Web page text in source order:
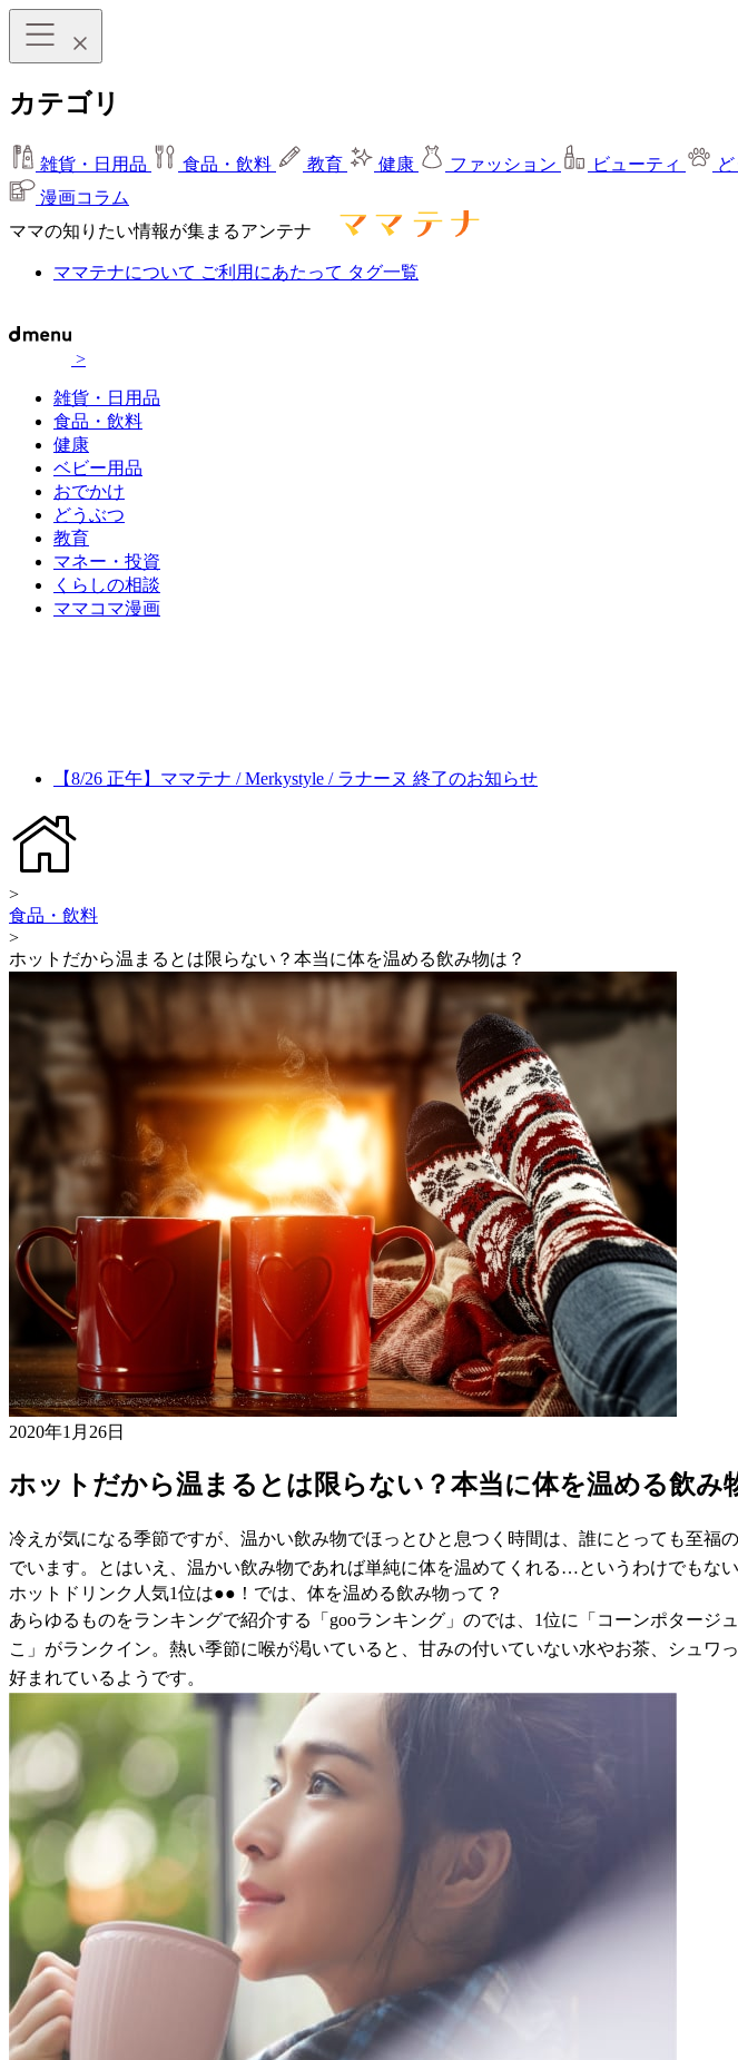
カテゴリ
雑貨・日用品 食品・飲料 教育 健康 ファッション ビューティ
漫画コラム
ママの知りたい情報が集まるアンテナ
ママテナについて ご利用にあたって タグ一覧
>
雑貨・日用品
食品・飲料
健康
ベビー用品
おでかけ
どうぶつ
教育
マネー・投資
くらしの相談
ママコマ漫画
【8/26 正午】ママテナ / Merkystyle / ラナーヌ 終了のお知らせ
>
食品・飲料
>
ホットだから温まるとは限らない？本当に体を温める飲み物は？
2020年1月26日
ホットだから温まるとは限らない？本当に体を温める飲み
冷えが気になる季節ですが、温かい飲み物でほっとひと息つく時間は、誰にとっても至
でいます。とはいえ、温かい飲み物であれば単純に体を温めてくれる…というわけでもな
ホットドリンク人気1位は●●！では、体を温める飲み物って？
あらゆるものをランキングで紹介する「gooランキング」のでは、1位に「コーンポター
こ」がランクイン。熱い季節に喉が渇いていると、甘みの付いていない水やお茶、シュ
好まれているようです。